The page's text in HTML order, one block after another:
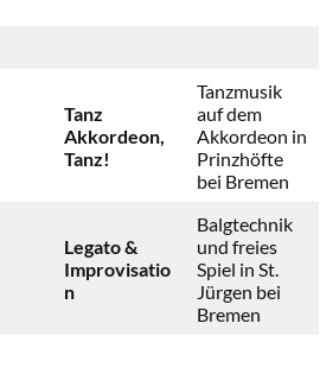
Tanz
Akkordeon,
Tanz!
Tanzmusik
auf dem
Akkordeon in
Prinzhöfte
bei Bremen
Legato &
Improvisatio
n
Balgtechnik
und freies
Spiel in St.
Jürgen bei
Bremen